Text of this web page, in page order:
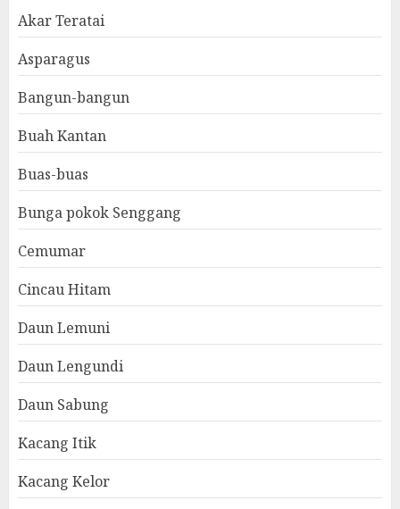
Akar Teratai
Asparagus
Bangun-bangun
Buah Kantan
Buas-buas
Bunga pokok Senggang
Cemumar
Cincau Hitam
Daun Lemuni
Daun Lengundi
Daun Sabung
Kacang Itik
Kacang Kelor